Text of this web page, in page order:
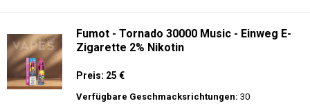
Fumot - Tornado 30000 Music - Einweg E-
Zigarette 2% Nikotin
Preis: 25 €
Verfügbare Geschmacksrichtungen: 30